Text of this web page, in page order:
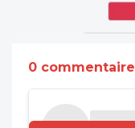
0 commentaire